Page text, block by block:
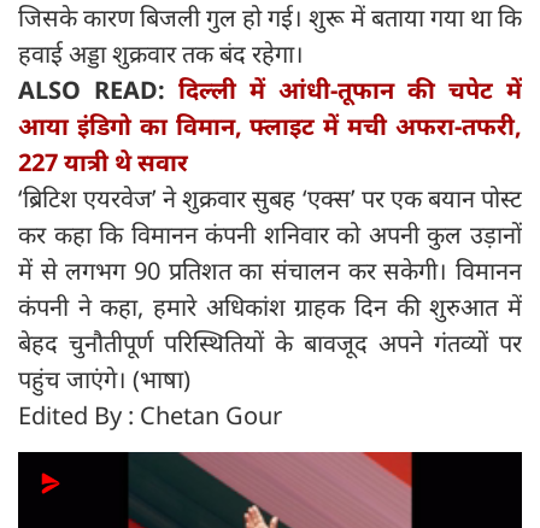
जिसके कारण बिजली गुल हो गई। शुरू में बताया गया था कि
हवाई अड्डा शुक्रवार तक बंद रहेगा।
ALSO READ: दिल्ली में आंधी-तूफान की चपेट में
आया इंडिगो का विमान, फ्लाइट में मची अफरा-तफरी,
227 यात्री थे सवार
‘ब्रिटिश एयरवेज’ ने शुक्रवार सुबह ‘एक्स’ पर एक बयान पोस्ट
कर कहा कि विमानन कंपनी शनिवार को अपनी कुल उड़ानों
में से लगभग 90 प्रतिशत का संचालन कर सकेगी। विमानन
कंपनी ने कहा, हमारे अधिकांश ग्राहक दिन की शुरुआत में
बेहद चुनौतीपूर्ण परिस्थितियों के बावजूद अपने गंतव्यों पर
पहुंच जाएंगे। (भाषा)
Edited By : Chetan Gour